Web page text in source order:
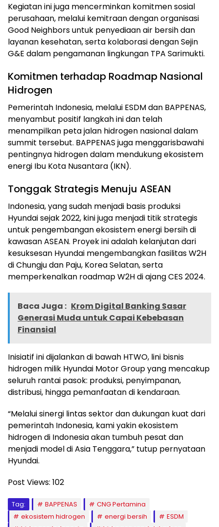
Kegiatan ini juga mencerminkan komitmen sosial
perusahaan, melalui kemitraan dengan organisasi
Good Neighbors untuk penyediaan air bersih dan
layanan kesehatan, serta kolaborasi dengan Sejin
G&E dalam pengamanan lingkungan TPA Sarimukti.
Komitmen terhadap Roadmap Nasional
Hidrogen
Pemerintah Indonesia, melalui ESDM dan BAPPENAS,
menyambut positif langkah ini dan telah
menampilkan peta jalan hidrogen nasional dalam
summit tersebut. BAPPENAS juga menggarisbawahi
pentingnya hidrogen dalam mendukung ekosistem
energi Ibu Kota Nusantara (IKN).
Tonggak Strategis Menuju ASEAN
Indonesia, yang sudah menjadi basis produksi
Hyundai sejak 2022, kini juga menjadi titik strategis
untuk pengembangan ekosistem energi bersih di
kawasan ASEAN. Proyek ini adalah kelanjutan dari
kesuksesan Hyundai mengembangkan fasilitas W2H
di Chungju dan Paju, Korea Selatan, serta
memperkenalkan roadmap W2H di ajang CES 2024.
Baca Juga : Krom Digital Banking Sasar
Generasi Muda untuk Capai Kebebasan
Finansial
Inisiatif ini dijalankan di bawah HTWO, lini bisnis
hidrogen milik Hyundai Motor Group yang mencakup
seluruh rantai pasok: produksi, penyimpanan,
distribusi, hingga pemanfaatan di kendaraan.
“Melalui sinergi lintas sektor dan dukungan kuat dari
pemerintah Indonesia, kami yakin ekosistem
hidrogen di Indonesia akan tumbuh pesat dan
menjadi model di Asia Tenggara,” tutup pernyataan
Hyundai.
Post Views: 102
Tag: BAPPENAS
CNG Pertamina
ekosistem hidrogen
energi bersih
ESDM